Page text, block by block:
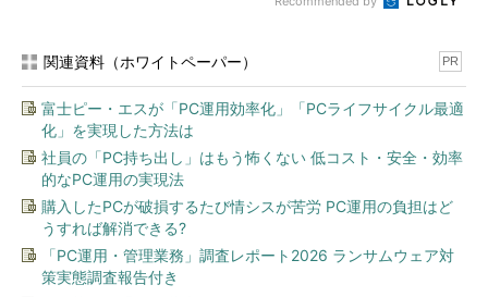
関連資料（ホワイトペーパー） PR
富士ピー・エスが「PC運用効率化」「PCライフサイクル最適
化」を実現した方法は
社員の「PC持ち出し」はもう怖くない 低コスト・安全・効率
的なPC運用の実現法
購入したPCが破損するたび情シスが苦労 PC運用の負担はど
うすれば解消できる?
「PC運用・管理業務」調査レポート2026 ランサムウェア対
策実態調査報告付き